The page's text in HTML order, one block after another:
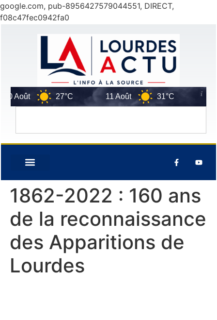
google.com, pub-8956427579044551, DIRECT,
f08c47fec0942fa0
Août 27°C 11 Août 31°C 12
1862-2022 : 160 ans
de la reconnaissance
des Apparitions de
Lourdes